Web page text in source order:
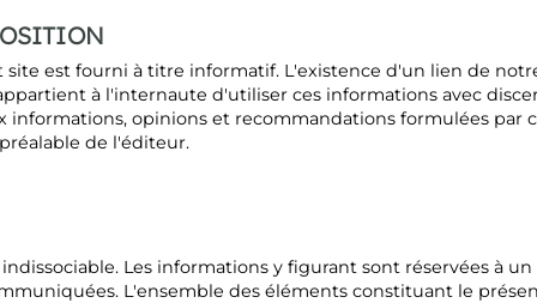
est fourni à titre informatif. L'existence d'un lien de
à l'internaute d'utiliser ces informations avec
opinions et recommandations formulées par
de l'éditeur.
Les informations y figurant sont réservées à
L'ensemble des éléments constituant le